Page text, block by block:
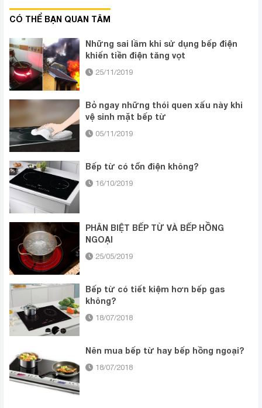
CÓ THỂ BẠN QUAN TÂM
Những sai lầm khi sử dụng bếp điện
khiến tiền điện tăng vọt
25/11/2019
Bỏ ngay những thói quen xấu này khi
vệ sinh mặt bếp từ
05/11/2019
Bếp từ có tốn điện không?
16/10/2019
PHÂN BIỆT BẾP TỪ VÀ BẾP HỒNG
NGOẠI
25/05/2019
Bếp từ có tiết kiệm hơn bếp gas
không?
18/07/2018
Nên mua bếp từ hay bếp hồng ngoại?
18/07/2018